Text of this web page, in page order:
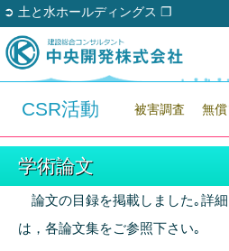
➲ 土と水ホールディングス ❐
CSR活動 被害調査 無
学術論文
論文の目録を掲載しました｡詳
は，各論文集をご参照下さい｡